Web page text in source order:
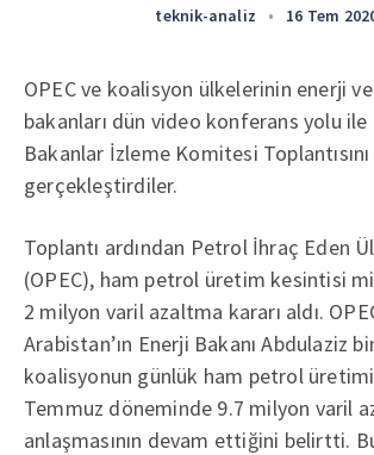
teknik-analiz • 16 Tem
OPEC ve koalisyon ülkelerinin enerji
bakanları dün video konferans yolu ile
Bakanlar İzleme Komitesi Toplantısını
gerçekleştirdiler.
Toplantı ardından Petrol İhraç Eden
(OPEC), ham petrol üretim kesintisi
2 milyon varil azaltma kararı aldı.
Arabistan’ın Enerji Bakanı Abdulaziz
koalisyonun günlük ham petrol
Temmuz döneminde 9.7 milyon varil
anlaşmasının devam ettiğini belirtti.